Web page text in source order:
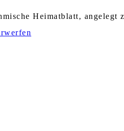
Heimatblatt,